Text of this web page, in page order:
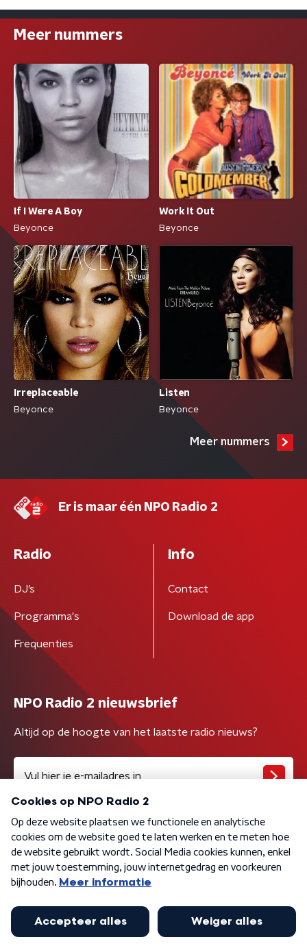
Meer nummers
If I Were A Boy
Beyonce
Work It Out
Beyonce
Irreplaceable
Beyonce
Listen
Beyonce
Meer nummers
Er is maar één NPO Radio 2
Radio
DJ’s
Programma's
Frequenties
Info
Contact
Download de app
NPO Radio 2 nieuwsbrief
Altijd op de hoogte van het laatste radio nieuws?
Algemene voorwaarden